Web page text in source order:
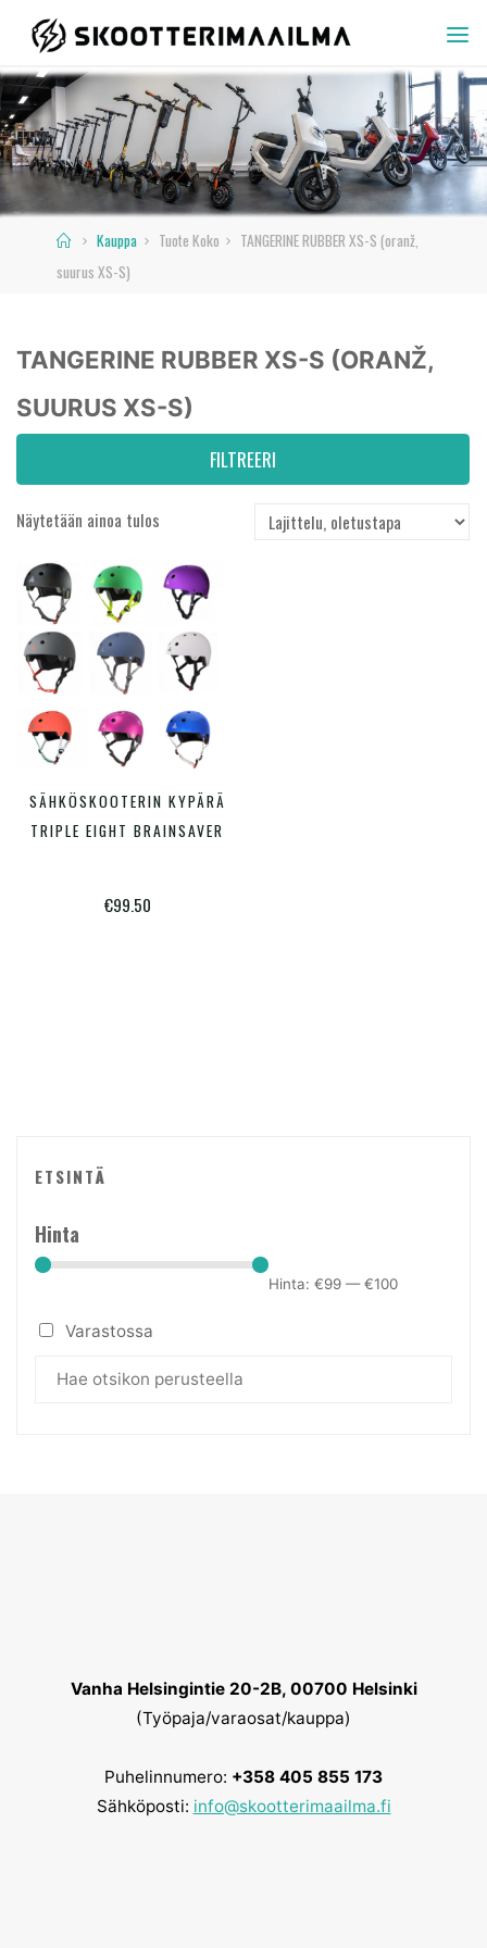
content
SKOOTTERIMAAILMA
HomeKauppa Tuote Koko
TANGERINE RUBBER XS-S (oranž,
suurus XS-S)
TANGERINE RUBBER XS-S (ORANŽ,
SUURUS XS-S)
FILTREERI
Hinta
Hinta: —€100
Varastossa
Näytetään ainoa tulos
VALITSE VAIHTOEHDOISTA Tällä
tuotteella
SÄHKÖSKOOTERIN KYPÄRÄ
TRIPLE EIGHT BRAINSAVER
€99.50
ETSINTÄ
Hinta
Hinta: €99—€100
Varastossa
Vanha Helsingintie 20-2B, 00700 Helsinki
(Työpaja/varaosat/kauppa)
Puhelinnumero: +358 405 855 173
Sähköposti: info@skootterimaailma.fi